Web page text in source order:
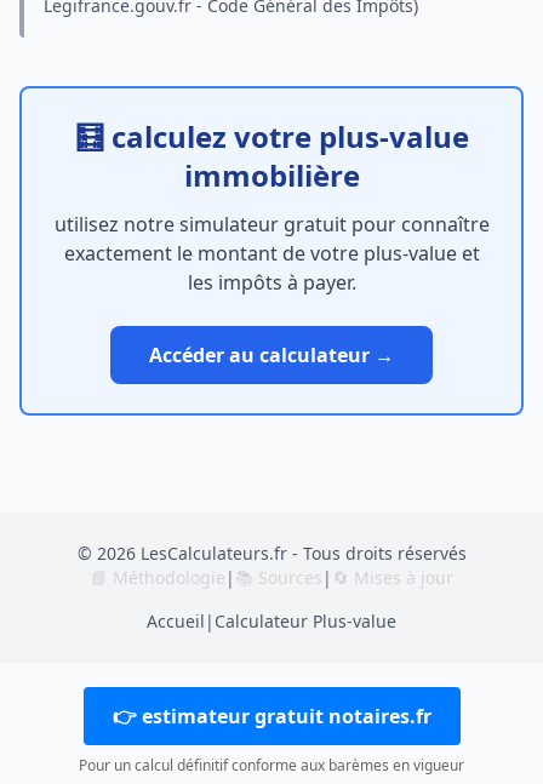
Legifrance.gouv.fr - Code Général des Impôts)
🧮 calculez votre plus-value
immobilière
utilisez notre simulateur gratuit pour connaître
exactement le montant de votre plus-value et
les impôts à payer.
Accéder au calculateur →
© 2026 LesCalculateurs.fr - Tous droits réservés
📘 Méthodologie | 📚 Sources | 🔄 Mises à jour
Accueil | Calculateur Plus-value
👉 estimateur gratuit notaires.fr
Pour un calcul définitif conforme aux barèmes en vigueur